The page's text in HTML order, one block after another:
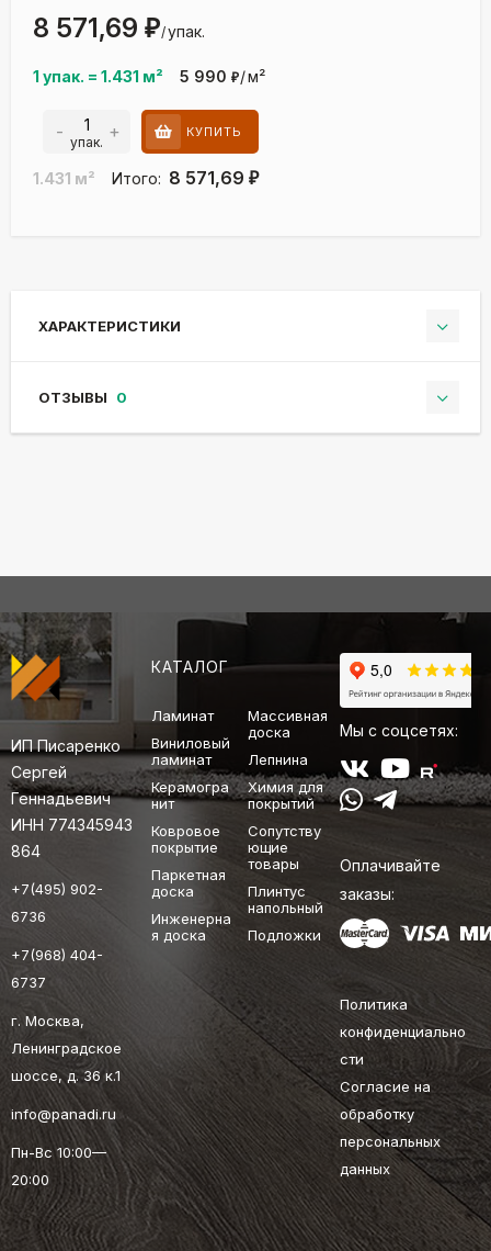
1 упак. = 1.431 м² 5 990 ₽/м²
8 571,69 ₽/упак.
- упак. + КУПИТЬ
1.431 м² Итого: 8 571,69 ₽
ХАРАКТЕРИСТИКИ
ОТЗЫВЫ 0
ИП Писаренко
Сергей
Геннадьевич
ИНН 774345943
864
+7(495) 902-
6736
+7(968) 404-
6737
г. Москва,
Ленинградское
шоссе, д. 36 к.1
info@panadi.ru
Пн-Вс 10:00—
20:00
КАТАЛОГ
Ламинат
Виниловый
ламинат
Керамогра
нит
Ковровое
покрытие
Паркетная
доска
Инженерна
я доска
Массивная
доска
Лепнина
Химия для
покрытий
Сопутству
ющие
товары
Плинтус
напольный
Подложки
Мы с соцсетях:
Оплачивайте
заказы:
Политика
конфиденциально
сти
Согласие на
обработку
персональных
данных